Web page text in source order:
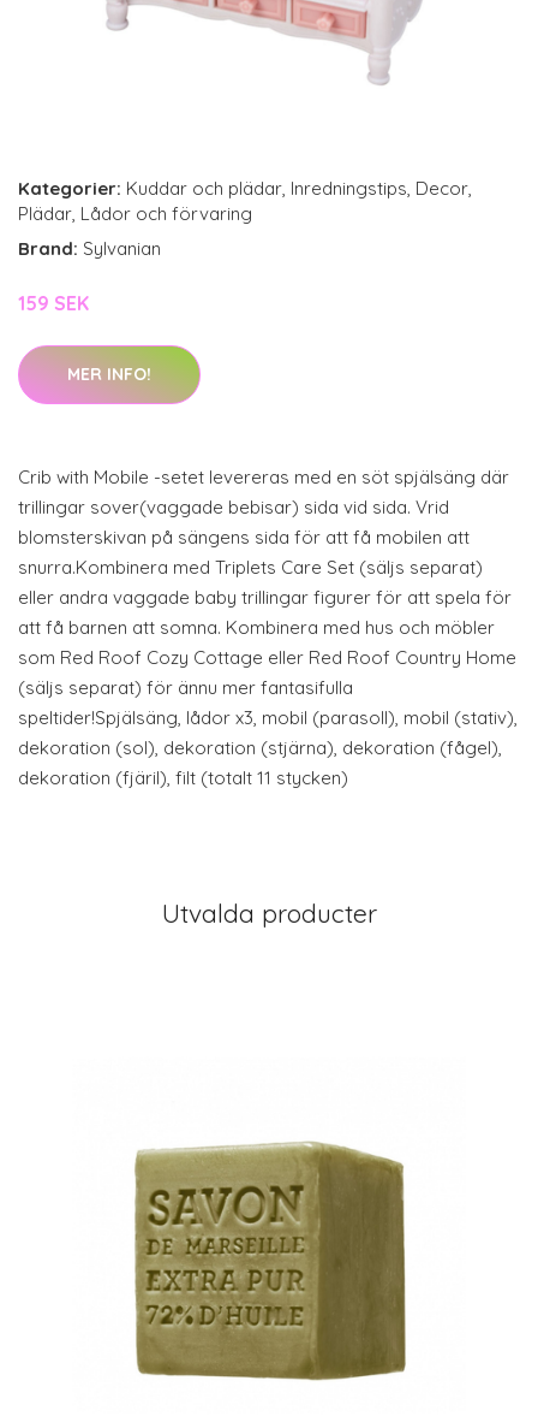
Kategorier: Kuddar och plädar, Inredningstips, Decor,
Plädar, Lådor och förvaring
Brand: Sylvanian
159 SEK
MER INFO!
Crib with Mobile -setet levereras med en söt spjälsäng där
trillingar sover(vaggade bebisar) sida vid sida. Vrid
blomsterskivan på sängens sida för att få mobilen att
snurra.Kombinera med Triplets Care Set (säljs separat)
eller andra vaggade baby trillingar figurer för att spela för
att få barnen att somna. Kombinera med hus och möbler
som Red Roof Cozy Cottage eller Red Roof Country Home
(säljs separat) för ännu mer fantasifulla
speltider!Spjälsäng, lådor x3, mobil (parasoll), mobil (stativ),
dekoration (sol), dekoration (stjärna), dekoration (fågel),
dekoration (fjäril), filt (totalt 11 stycken)
Utvalda producter